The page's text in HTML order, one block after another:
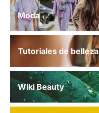
Moda
Tutoriales de belleza
Wiki Beauty